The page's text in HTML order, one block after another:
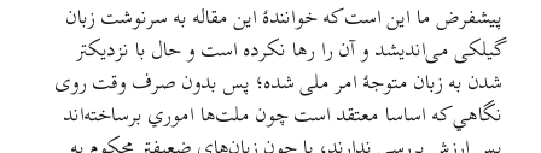
پیشفرض ما این است که خوانندهٔ این مقاله به سرنوشت زبان
گیلکی می‌اندیشد و آن را رها نکرده است و حال با نزدیکتر
شدن به زبان متوجهٔ امر ملی شده؛ پس بدون صرف وقت روی
نگاهي که اساسا معتقد است چون ملت‌ها اموري برساخته‌اند